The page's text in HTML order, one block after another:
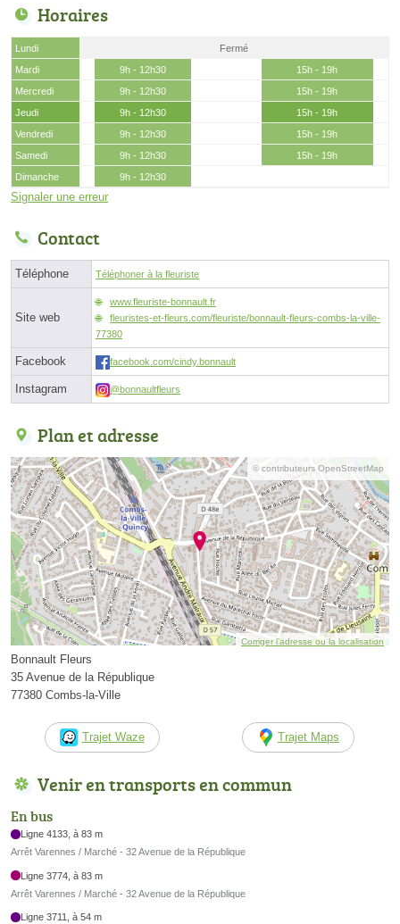
Horaires
Lundi
Fermé
Mardi
9h - 12h30
15h - 19h
Mercredi
9h - 12h30
15h - 19h
Jeudi
9h - 12h30
15h - 19h
Vendredi
9h - 12h30
15h - 19h
Samedi
9h - 12h30
15h - 19h
Dimanche
9h - 12h30
Signaler une erreur
Contact
Téléphone Téléphoner à la fleuriste
Site web
www.fleuriste-bonnault.fr
fleuristes-et-fleurs.com/fleuriste/bonnault-fleurs-combs-la-ville-
77380
Facebook facebook.com/cindy.bonnault
Instagram @bonnaultfleurs
Plan et adresse
© contributeurs OpenStreetMap
Corriger l’adresse ou la localisation
Bonnault Fleurs
35 Avenue de la République
77380 Combs-la-Ville
Trajet Waze Trajet Maps
Venir en transports en commun
En bus
Ligne 4133, à 83 m
Arrêt Varennes / Marché - 32 Avenue de la République
Ligne 3774, à 83 m
Arrêt Varennes / Marché - 32 Avenue de la République
Ligne 3711, à 54 m